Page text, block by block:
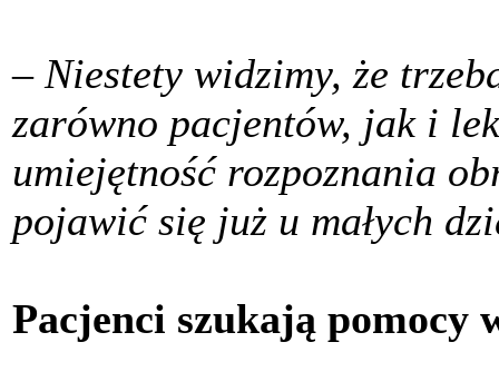
– Niestety widzimy, że
zarówno pacjentów, jak i
umiejętność rozpoznania
pojawić się już u małych
Pacjenci szukają pomocy